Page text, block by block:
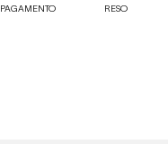
PAGAMENTO RESO